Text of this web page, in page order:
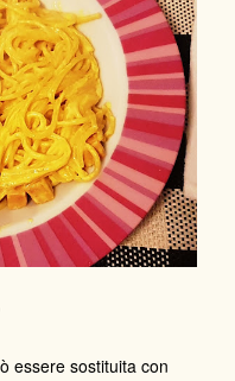
essere sostituita con